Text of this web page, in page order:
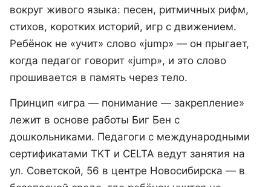
вокруг живого языка: песен, ритмичных рифм,
стихов, коротких историй, игр с движением.
Ребёнок не «учит» слово «jump» — он прыгает,
когда педагог говорит «jump», и это слово
прошивается в память через тело.
Принцип «игра — понимание — закрепление»
лежит в основе работы Биг Бен с
дошкольниками. Педагоги с международными
сертификатами TKT и CELTA ведут занятия на
ул. Советской, 56 в центре Новосибирска — в